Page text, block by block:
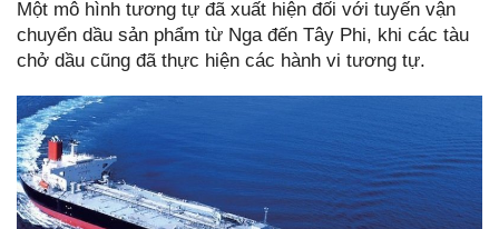
Một mô hình tương tự đã xuất hiện đối với tuyến vận
chuyển dầu sản phẩm từ Nga đến Tây Phi, khi các tàu
chở dầu cũng đã thực hiện các hành vi tương tự.